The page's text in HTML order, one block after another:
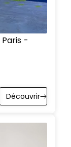
Paris -
Découvrir